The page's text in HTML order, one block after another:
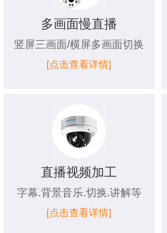
多画面慢直播
竖屏三画面/横屏多画面切换
[点击查看详情]
直播视频加工
字幕.背景音乐.切换.讲解等
[点击查看详情]